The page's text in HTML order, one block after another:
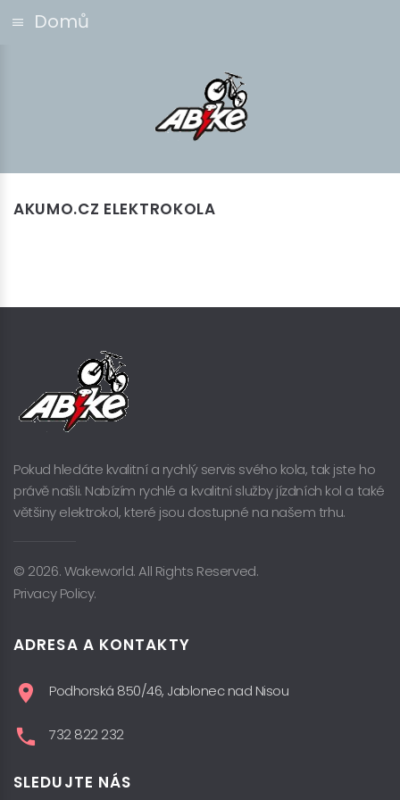
Domů
AKUMO.CZ ELEKTROKOLA
Pokud hledáte kvalitní a rychlý servis svého kola, tak jste ho
právě našli. Nabízím rychlé a kvalitní služby jízdních kol a také
většiny elektrokol, které jsou dostupné na našem trhu.
© 2026. Wakeworld. All Rights Reserved.
Privacy Policy.
ADRESA A KONTAKTY
Podhorská 850/46, Jablonec nad Nisou
732 822 232
SLEDUJTE NÁS